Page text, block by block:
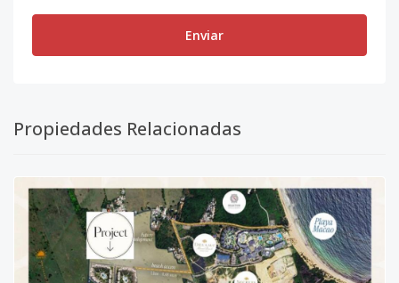
Enviar
Propiedades Relacionadas